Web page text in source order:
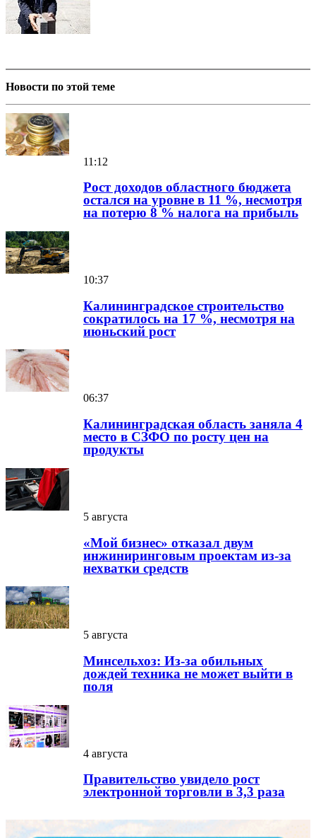
Новости по этой теме
11:12
Рост доходов областного бюджета
остался на уровне в 11 %, несмотря
на потерю 8 % налога на прибыль
10:37
Калининградское строительство
сократилось на 17 %, несмотря на
июньский рост
06:37
Калининградская область заняла 4
место в СЗФО по росту цен на
продукты
5 августа
«Мой бизнес» отказал двум
инжиниринговым проектам из-за
нехватки средств
5 августа
Минсельхоз: Из-за обильных
дождей техника не может выйти в
поля
4 августа
Правительство увидело рост
электронной торговли в 3,3 раза